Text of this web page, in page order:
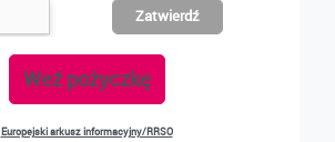
Zatwierdź
Europejski arkusz informacyjny/RRSO
Weź pożyczkę